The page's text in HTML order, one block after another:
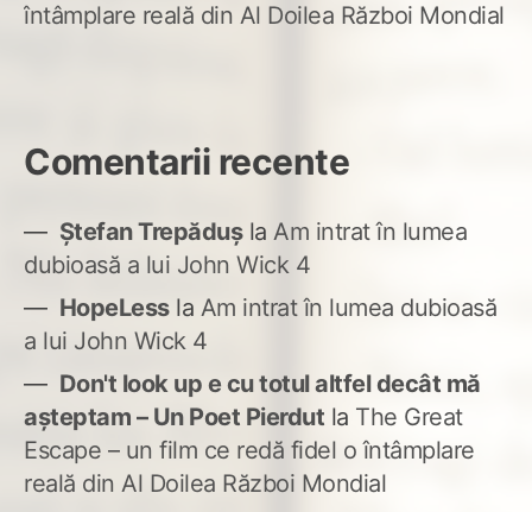
întâmplare reală din Al Doilea Război Mondial
Comentarii recente
Ștefan Trepădușla Am intrat în lumea
dubioasă a lui John Wick 4
HopeLessla Am intrat în lumea dubioasă
a lui John Wick 4
Don't look up e cu totul altfel decât mă
așteptam – Un Poet Pierdut la The Great
Escape – un film ce redă fidel o întâmplare
reală din Al Doilea Război Mondial